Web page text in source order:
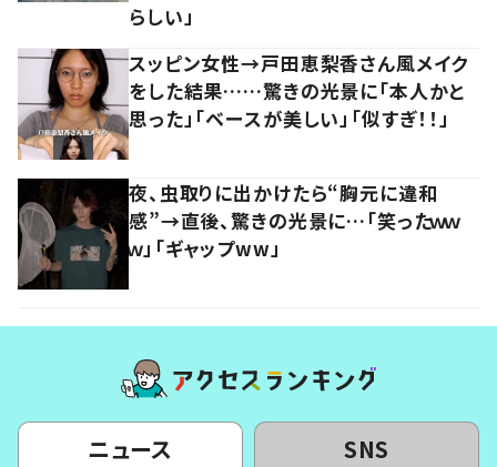
らしい」
スッピン女性→戸田恵梨香さん風メイク
をした結果……驚きの光景に「本人かと
思った」「ベースが美しい」「似すぎ！！」
夜、虫取りに出かけたら“胸元に違和
感”→直後、驚きの光景に…「笑ったｗｗ
ｗ」「ギャップww」
ニュース SNS